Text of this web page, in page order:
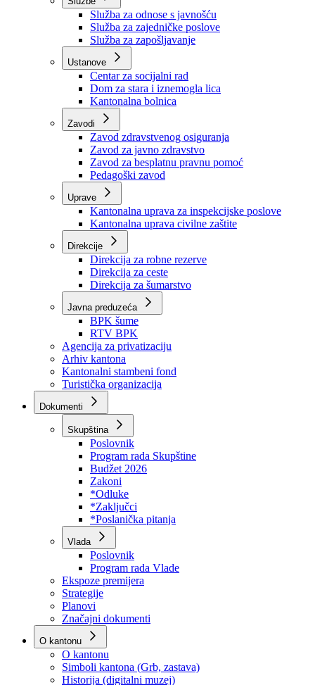
Organizacije
Službe
Služba za odnose s javnošću
Služba za zajedničke poslove
Služba za zapošljavanje
Ustanove
Centar za socijalni rad
Dom za stara i iznemogla lica
Kantonalna bolnica
Zavodi
Zavod zdravstvenog osiguranja
Zavod za javno zdravstvo
Zavod za besplatnu pravnu pomoć
Pedagoški zavod
Kantonalna uprava za inspekcijske poslove
Kantonalna uprava civilne zaštite
Direkcije
Direkcija za robne rezerve
Direkcija za ceste
Direkcija za šumarstvo
Javna preduzeća
BPK šume
RTV BPK
Agencija za privatizaciju
Arhiv kantona
Kantonalni stambeni fond
Turistička organizacija
Dokumenti
Skupština
Poslovnik
Program rada Skupštine
Budžet 2026
Zakoni
*Odluke
*Zaključci
*Poslanička pitanja
Vlada
Poslovnik
Program rada Vlade
Ekspoze premijera
Strategije
Planovi
Značajni dokumenti
O kantonu